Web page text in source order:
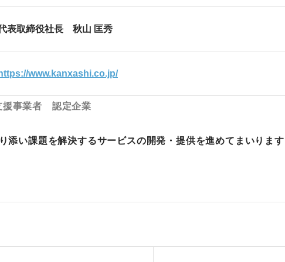
表取締役社長 秋山 匡秀
https://www.kanxashi.co.jp/
事業者 認定企業
添い課題を解決するサービスの開発・提供を進めてまいりま